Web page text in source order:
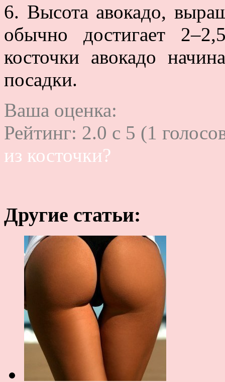
6. Высота авокадо,
обычно достигает
косточки авокадо
посадки.
Ваша оценка:
Рейтинг: 2.0 c 5 (1
из косточки?
Другие статьи: